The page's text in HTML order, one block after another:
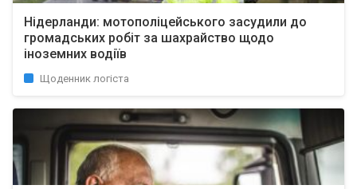
Нідерланди: мотополіцейського засудили до
громадських робіт за шахрайство щодо
іноземних водіїв
Щоденник логіста